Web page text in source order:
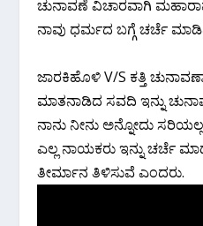
ಚುನಾವಣೆ ವಿಚಾರವಾಗಿ
ನಾವು ಧರ್ಮದ ಬಗ್ಗೆ ಚರ್ಚೆ
ಜಾರಕಿಹೊಳಿ V/S ಕತ್ತಿ
ಮಾತನಾಡಿದ ಸವದಿ ಇನ್ನು
ನಾನು ನೀನು ಅನ್ನೋದು
ಎಲ್ಲ ನಾಯಕರು ಇನ್ನು ಚರ್ಚೆ
ತೀರ್ಮಾನ ತಿಳಿಸುವೆ ಎಂದರು.